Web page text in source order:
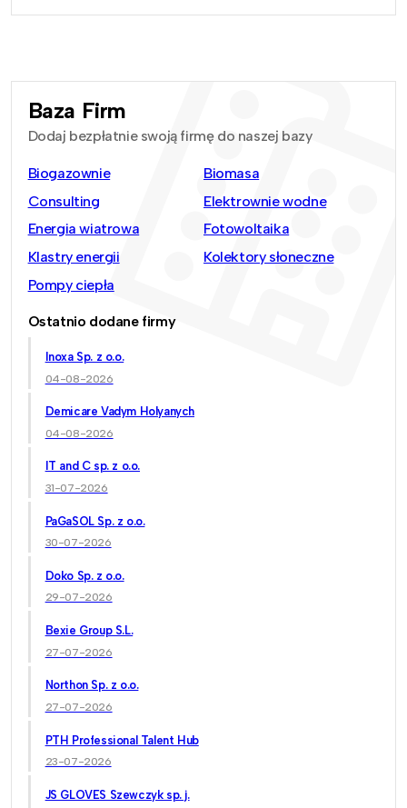
Baza Firm
Dodaj bezpłatnie swoją firmę do naszej bazy
Biogazownie
Biomasa
Consulting
Elektrownie wodne
Energia wiatrowa
Fotowoltaika
Klastry energii
Kolektory słoneczne
Pompy ciepła
Ostatnio dodane firmy
Inoxa Sp. z o.o.
04-08-2026
Demicare Vadym Holyanych
04-08-2026
IT and C sp. z o.o.
31-07-2026
PaGaSOL Sp. z o.o.
30-07-2026
Doko Sp. z o.o.
29-07-2026
Bexie Group S.L.
27-07-2026
Northon Sp. z o.o.
27-07-2026
PTH Professional Talent Hub
23-07-2026
JS GLOVES Szewczyk sp. j.